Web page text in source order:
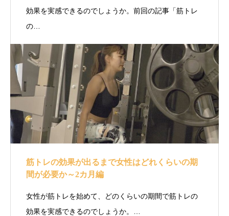
効果を実感できるのでしょうか。前回の記事「筋トレ
の…
筋トレの効果が出るまで女性はどれくらいの期
間が必要か～2カ月編
女性が筋トレを始めて、どのくらいの期間で筋トレの
効果を実感できるのでしょうか。…